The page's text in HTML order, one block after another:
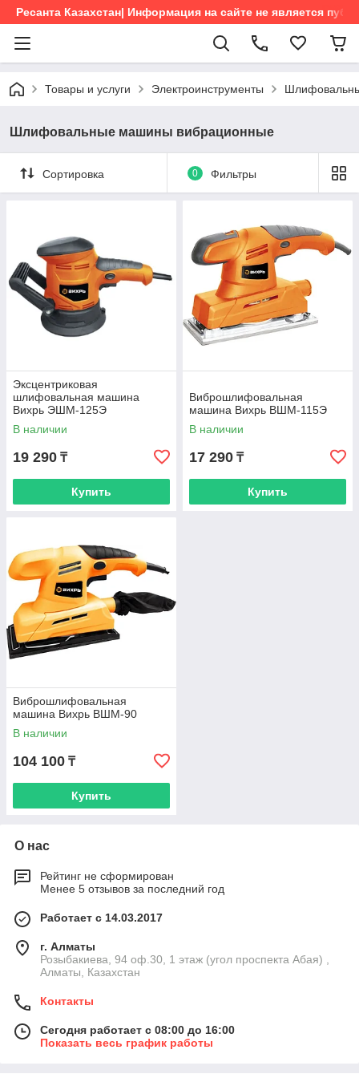
Ресанта Казахстан| Информация на сайте не является
Товары и услуги Электроинструменты
Шлифовальные машины вибрационные
Сортировка 0 Фильтры
Эксцентриковая
шлифовальная машина
Вихрь ЭШМ-125Э
В наличии
19 290 ₸
Купить
Виброшлифовальная
машина Вихрь ВШМ-115Э
В наличии
17 290 ₸
Купить
Виброшлифовальная
машина Вихрь ВШМ-90
В наличии
104 100 ₸
Купить
О нас
Рейтинг не сформирован
Менее 5 отзывов за последний год
Работает с 14.03.2017
г. Алматы
Розыбакиева, 94 оф.30, 1 этаж (угол проспекта Абая) ,
Алматы, Казахстан
Контакты
Сегодня работает с 08:00 до 16:00
Показать весь график работы